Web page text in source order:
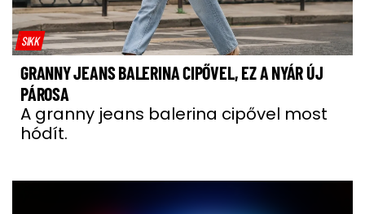
SIKK
GRANNY JEANS BALERINA CIPŐVEL, EZ A NYÁR ÚJ
PÁROSA
A granny jeans balerina cipővel most
hódít.